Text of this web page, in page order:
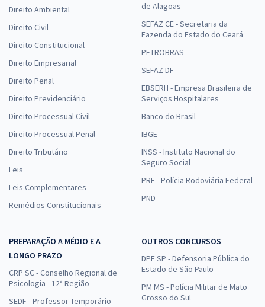
Direito Ambiental
Direito Civil
Direito Constitucional
Direito Empresarial
Direito Penal
Direito Previdenciário
Direito Processual Civil
Direito Processual Penal
Direito Tributário
Leis
Leis Complementares
Remédios Constitucionais
de Alagoas
SEFAZ CE - Secretaria da
Fazenda do Estado do Ceará
PETROBRAS
SEFAZ DF
EBSERH - Empresa Brasileira de
Serviços Hospitalares
Banco do Brasil
IBGE
INSS - Instituto Nacional do
Seguro Social
PRF - Polícia Rodoviária Federal
PND
PREPARAÇÃO A MÉDIO E A
LONGO PRAZO
CRP SC - Conselho Regional de
Psicologia - 12ª Região
SEDF - Professor Temporário
OUTROS CONCURSOS
DPE SP - Defensoria Pública do
Estado de São Paulo
PM MS - Polícia Militar de Mato
Grosso do Sul